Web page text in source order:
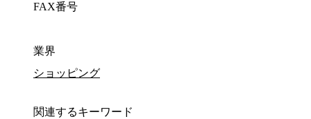
FAX番号
業界
ショッピング
関連するキーワード